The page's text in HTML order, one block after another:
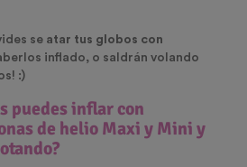
se atar tus globos con
inflado, o saldrán volando
:)
puedes inflar con
de helio Maxi y Mini y